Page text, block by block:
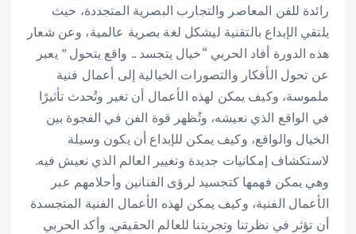
رائدة للفن المعاصر والتجارب البصرية المتجددة، حيث
يلتقي الإبداع بالتقنية ليشكل لغة بصرية عالمية، وعن شعار
هذه الدورة أفاد الحربي “خيال يتجسد .. واقع يتحول ” يعبر
عن تحول الأفكار والتصورات الخيالية إلى أعمال فنية
ملموسة، وكيف يمكن لهذه الأعمال أن تغير وتُحدث تأثيرًا
في الواقع الذي نعيشه، وتُظهر قوة الفن في الفجوة بين
الخيال والواقع، وكيف يمكن للإبداع أن يكون وسيلة
لاستكشاف إمكانيات جديدة وتغيير العالم الذي نعيش فيه.
وهي يمكن فهمها كتجسيد لرؤى الفنانين وأحلامهم عبر
الأعمال الفنية، وكيف يمكن لهذه الأعمال الفنية المتجسدة
أن تؤثر في نظرتنا وتجربتنا للعالم الحقيقي. وأكد الحربي